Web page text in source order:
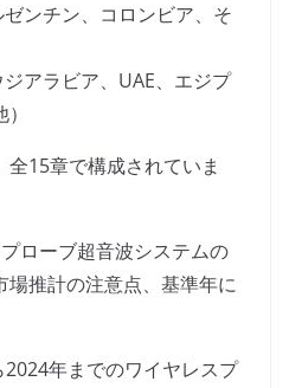
ンチン、コロンビア、そ
アラビア、UAE、エジプ
15章で構成されていま
ローブ超音波システムの
推計の注意点、基準年に
年までのワイヤレスプ